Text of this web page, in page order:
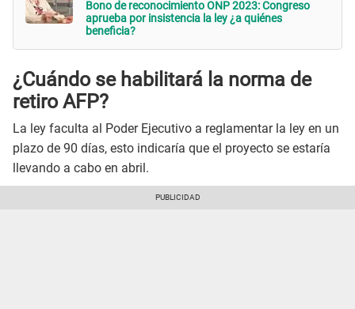
Bono de reconocimiento ONP 2023: Congreso
aprueba por insistencia la ley ¿a quiénes
beneficia?
¿Cuándo se habilitará la norma de
retiro AFP?
La ley faculta al Poder Ejecutivo a reglamentar la ley en un
plazo de 90 días, esto indicaría que el proyecto se estaría
llevando a cabo en abril.